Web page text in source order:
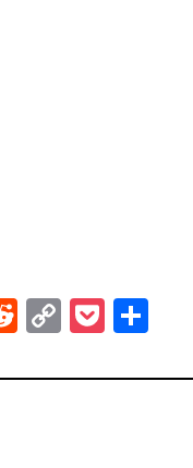
RedditCopyPocket